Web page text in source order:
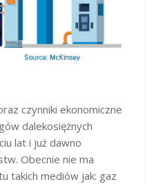
czynniki ekonomiczne
dalekosiężnych
lat i już dawno
Obecnie nie ma
takich mediów jak: gaz